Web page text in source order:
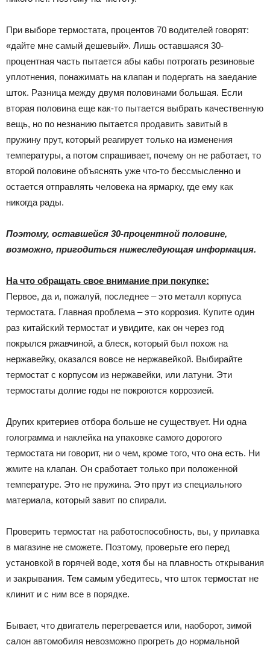
При выборе термостата, процентов 70 водителей говорят:
«дайте мне самый дешевый». Лишь оставшаяся 30-
процентная часть пытается абы кабы потрогать резиновые
уплотнения, понажимать на клапан и подергать на заедание
шток. Разница между двумя половинами большая. Если
вторая половина еще как-то пытается выбрать качественную
вещь, но по незнанию пытается продавить завитый в
пружину прут, который реагирует только на изменения
температуры, а потом спрашивает, почему он не работает, то
второй половине объяснять уже что-то бессмысленно и
остается отправлять человека на ярмарку, где ему как
никогда рады.
Поэтому, оставшейся 30-процентной половине,
возможно, пригодиться нижеследующая информация.
На что обращать свое внимание при покупке:
Первое, да и, пожалуй, последнее – это металл корпуса
термостата. Главная проблема – это коррозия. Купите один
раз китайский термостат и увидите, как он через год
покрылся ржавчиной, а блеск, который был похож на
нержавейку, оказался вовсе не нержавейкой. Выбирайте
термостат с корпусом из нержавейки, или латуни. Эти
термостаты долгие годы не покроются коррозией.
Других критериев отбора больше не существует. Ни одна
голограмма и наклейка на упаковке самого дорогого
термостата ни говорит, ни о чем, кроме того, что она есть. Ни
жмите на клапан. Он сработает только при положенной
температуре. Это не пружина. Это прут из специального
материала, который завит по спирали.
Проверить термостат на работоспособность, вы, у прилавка
в магазине не сможете. Поэтому, проверьте его перед
установкой в горячей воде, хотя бы на плавность открывания
и закрывания. Тем самым убедитесь, что шток термостат не
клинит и с ним все в порядке.
Бывает, что двигатель перегревается или, наоборот, зимой
салон автомобиля невозможно прогреть до нормальной